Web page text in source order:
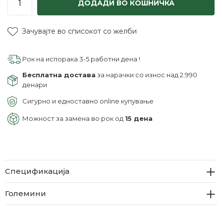
ДОДАДИ ВО КОШНИЧКА
Зачувајте во списокот со желби
Рок на испорака 3-5 работни дена !
Бесплатна достава за нарачки со износ над 2.990
денари
Сигурно и едноставно online купување
Можност за замена во рок од 15 дена
Спецификација
Големини